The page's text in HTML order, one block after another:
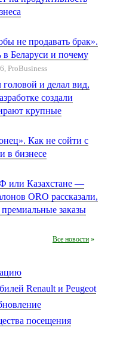
не продавать брак».
Беларуси и почему
ProBusiness
и делал вид,
создали
крупные
Как не сойти с
в бизнесе
или Казахстане —
ORO рассказали,
премиальные заказы
Все новости »
Renault и Peugeot
посещения